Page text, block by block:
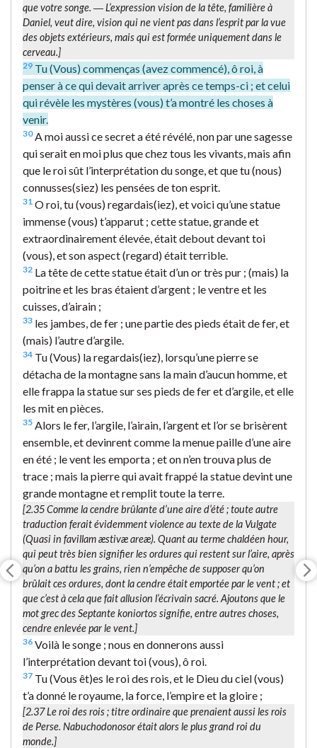
quevotre songe. ― L’expression vision de la tête, familière à
Daniel, veut dire, vision qui ne vient pas dans l’esprit par la vue
des objets extérieurs, mais qui est formée uniquement dans le
cerveau.]
29 Tu (Vous) commenças (avez commencé), ô roi, à
penser à ce qui devait arriver après ce temps-ci ; et celui
qui révèle les mystères (vous) t’a montré les choses à
venir.
30A moi aussi ce secret a été révélé, non par une sagesse
qui serait en moi plus que chez tous les vivants, mais afin
que le roi sût l’interprétation du songe, et que tu (nous)
connusses(siez) les pensées de ton esprit.
31 O roi, tu (vous) regardais(iez), et voici qu’une statue
immense (vous) t’apparut ; cette statue, grande et
extraordinairement élevée, était debout devant toi
(vous), et son aspect (regard) était terrible.
32 La tête de cette statue était d’un or très pur ; (mais) la
poitrine et les bras étaient d’argent ; le ventre et les
cuisses, d’airain ;
33 les jambes, de fer ; une partie des pieds était de fer, et
(mais) l’autre d’argile.
34 Tu (Vous) la regardais(iez), lorsqu’une pierre se
détacha de la montagne sans la main d’aucun homme, et
elle frappa la statue sur ses pieds de fer et d’argile, et elle
les mit en pièces.
35 Alors le fer, l’argile, l’airain, l’argent et l’or se brisèrent
ensemble, et devinrent comme la menue paille d’une aire
en été ; le vent les emporta ; et on n’en trouva plus de
trace ; mais la pierre qui avait frappé la statue devint une
grande montagne et remplit toute la terre.
[2.35Comme la cendre brûlante d’une aire d’été; toute autre
traduction ferait évidemment violence au texte de la Vulgate
(Quasi in favillam æstivæ areæ). Quant au terme chaldéen hour,
qui peut très bien signifier les ordures qui restent sur l’aire, après
qu’on a battu les grains, rien n’empêche de supposer qu’on
brûlait ces ordures, dont la cendre était emportée par le vent ; et
que c’est à cela que fait allusion l’écrivain sacré. Ajoutons que le
mot grec des Septantekoniortossignifie, entre autres choses,
cendre enlevée par le vent.]
36 Voilà le songe ; nous en donnerons aussi
l’interprétation devant toi (vous), ô roi.
37 Tu (Vous êt)es le roi des rois, et le Dieu du ciel (vous)
t’a donné le royaume, la force, l’empire et la gloire ;
[2.37Le roi des rois; titre ordinaire que prenaient aussi les rois
de Perse. Nabuchodonosor était alors le plus grand roi du
monde.]